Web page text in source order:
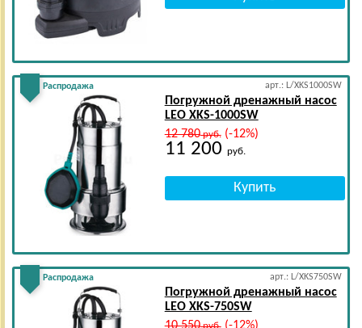
Распродажа арт.: L/XKS1000SW
Погружной дренажный насос
LEO XKS-1000SW
12 780руб.(-12%)
11 200 руб.
Распродажа арт.: L/XKS750SW
Погружной дренажный насос
LEO XKS-750SW